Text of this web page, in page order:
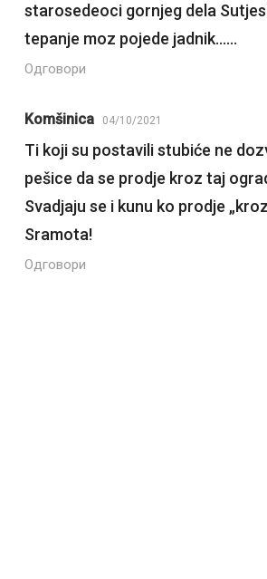
starosedeoci gornjeg dela
tepanje moz pojede jadnik……
Одговори
Komšinica 04/10/2021
Ti koji su postavili stubiće ne
pešice da se prodje kroz taj
Svadjaju se i kunu ko prodje
Sramota!
Одговори